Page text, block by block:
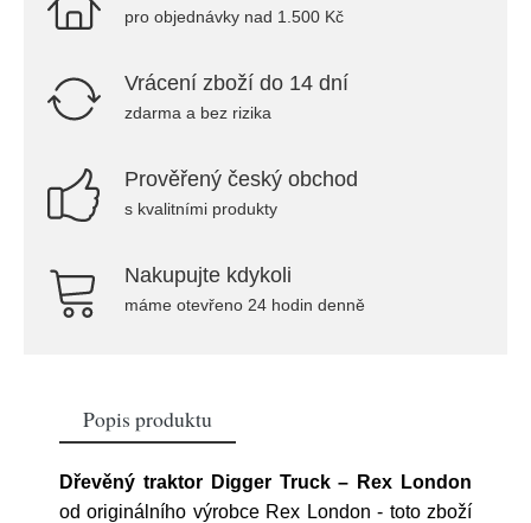
pro objednávky nad 1.500 Kč
Vrácení zboží do 14 dní
zdarma a bez rizika
Prověřený český obchod
s kvalitními produkty
Nakupujte kdykoli
máme otevřeno 24 hodin denně
Popis produktu
Dřevěný traktor Digger Truck – Rex London
od originálního výrobce Rex London - toto zboží